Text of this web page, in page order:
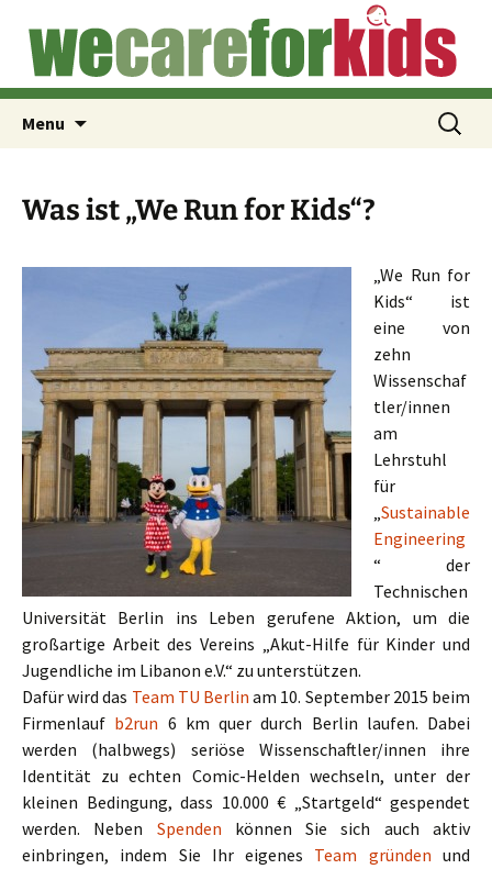
content
We Run for Kids (de)
Für die medizinische Versorgung von Kindern
auf der Flucht
Menu
Search
for:
Was ist „We Run for Kids“?
„We Run for
Kids“ ist
eine von
zehn
Wissenschaf
tler/innen
am
Lehrstuhl
für
„Sustainable
Engineering
“ der
Technischen
Universität Berlin ins Leben gerufene Aktion, um die
großartige Arbeit des Vereins „Akut-Hilfe für Kinder und
Jugendliche im Libanon e.V.“ zu unterstützen.
Dafür wird das Team TU Berlin am 10. September 2015 beim
Firmenlauf b2run 6 km quer durch Berlin laufen. Dabei
werden (halbwegs) seriöse Wissenschaftler/innen ihre
Identität zu echten Comic-Helden wechseln, unter der
kleinen Bedingung, dass 10.000 € „Startgeld“ gespendet
werden. Neben Spenden können Sie sich auch aktiv
einbringen, indem Sie Ihr eigenes Team gründen und